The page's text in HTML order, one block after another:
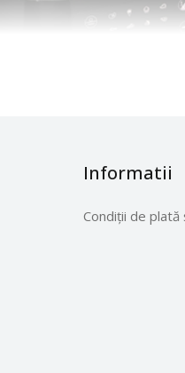
Informatii
Condiții de plată